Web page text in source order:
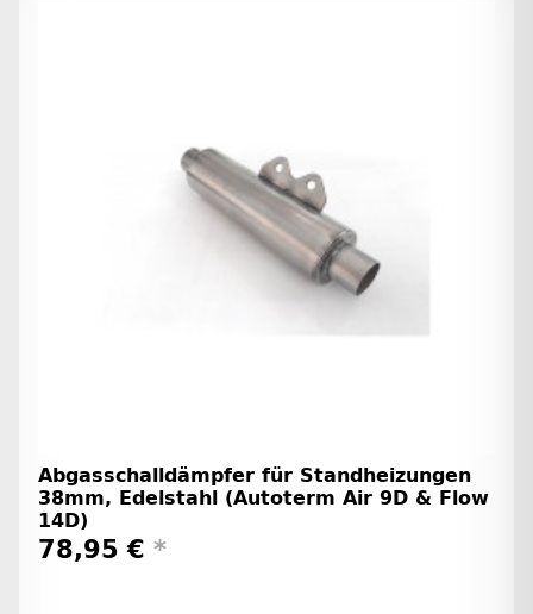
Abgasschalldämpfer für Standheizungen
38mm, Edelstahl (Autoterm Air 9D & Flow
14D)
78,95 € *